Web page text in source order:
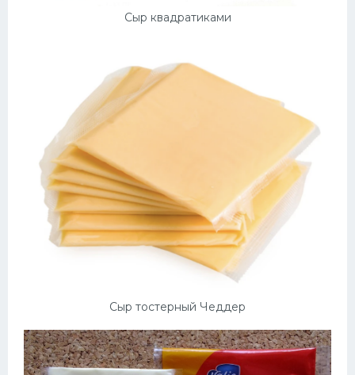
Сыр квадратиками
Сыр тостерный Чеддер